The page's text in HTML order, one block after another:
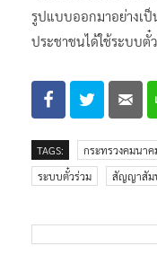
รูปแบบออกมาอย่างเป็
ประชาชนได้ใช้ระบบตั๋
TAGS: กระทรวงคมนาค
ระบบตั๋วร่วม
สัญญาสัม